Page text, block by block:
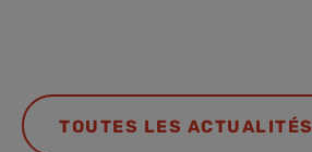
TOUTES LES ACTUALITÉS